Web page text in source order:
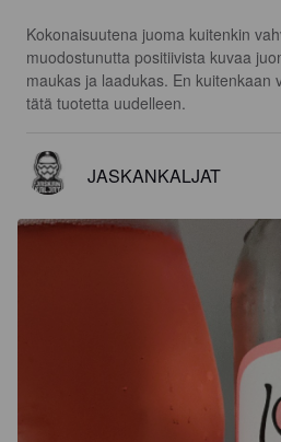
Kokonaisuutena juoma kuitenkin
muodostunutta positiivista kuvaa
maukas ja laadukas. En kuitenkaan
tätä tuotetta uudelleen.
JASKANKALJAT